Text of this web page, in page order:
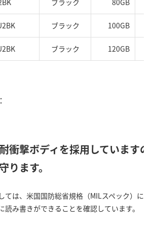
ブラック 80GB
ブラック 100GB
ブラック 120GB
衝撃ボディを採用しています
ります。
ては、米国国防総省規格（MILスペック）に
読み書きができることを確認しています。（